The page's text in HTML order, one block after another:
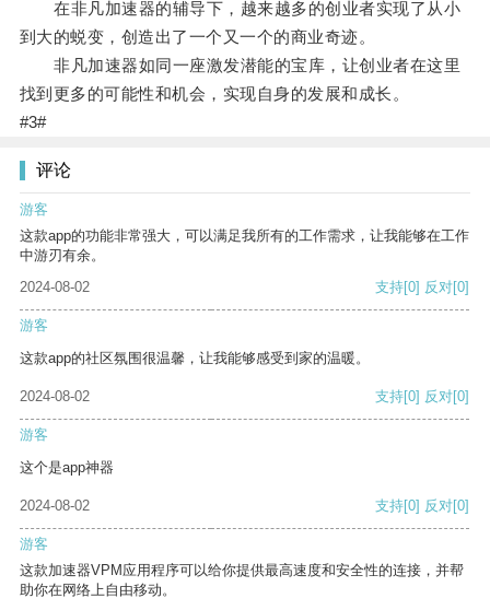
在非凡加速器的辅导下，越来越多的创业者实现了从小
到大的蜕变，创造出了一个又一个的商业奇迹。
非凡加速器如同一座激发潜能的宝库，让创业者在这里
找到更多的可能性和机会，实现自身的发展和成长。
#3#
评论
游客
这款app的功能非常强大，可以满足我所有的工作需求，让我能够在工作
中游刃有余。
2024-08-02
支持[0] 反对[0]
游客
这款app的社区氛围很温馨，让我能够感受到家的温暖。
2024-08-02 支持[0] 反对[0]
游客
这个是app神器
2024-08-02 支持[0] 反对[0]
游客
这款加速器VPM应用程序可以给你提供最高速度和安全性的连接，并帮
助你在网络上自由移动。